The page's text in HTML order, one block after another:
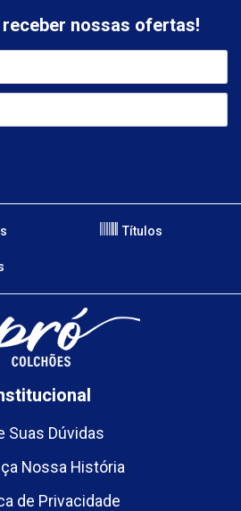
nossas ofertas!
Títulos
Suas Dúvidas
Nossa História
de Privacidade